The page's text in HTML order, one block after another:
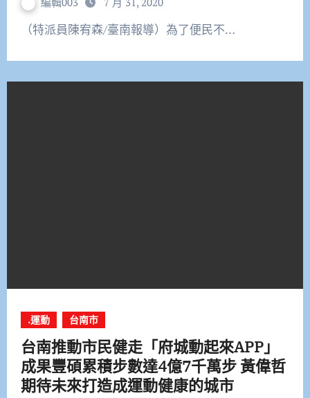
（特派員陳宥森/臺南報導）為了便民不…
.運動 台南市
台南推動市民健走「府城動起來APP」
成果豐碩累積步數達4億7千萬步 黃偉哲
期待未來打造成運動健康的城市